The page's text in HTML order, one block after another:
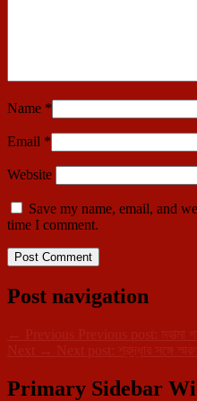
Name *
Email *
Website
Save my name, email, and
time I comment.
Post navigation
← Previous Previous post:
Next → Next post: শ্রদ্ধার সঙ্গে
Primary Sidebar